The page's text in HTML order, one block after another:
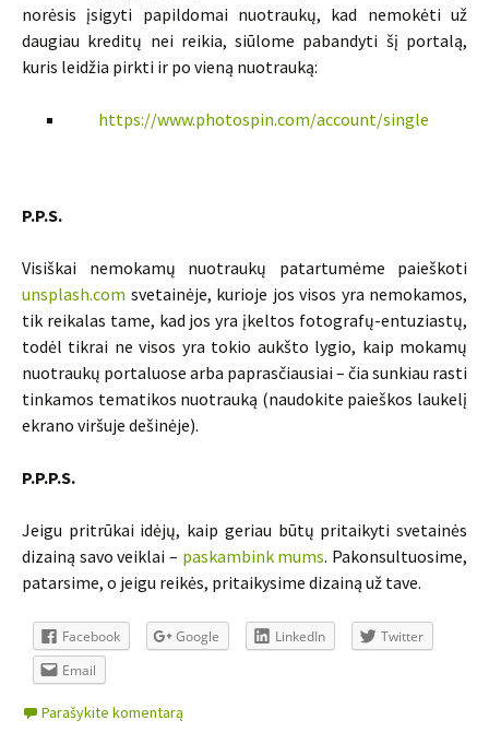
norėsis įsigyti papildomai nuotraukų, kad nemokėti už
daugiau kreditų nei reikia, siūlome pabandyti šį portalą,
kuris leidžia pirkti ir po vieną nuotrauką:
https://www.photospin.com/account/single
P.P.S.
Visiškai nemokamų nuotraukų patartumėme paieškoti
unsplash.com svetainėje, kurioje jos visos yra nemokamos,
tik reikalas tame, kad jos yra įkeltos fotografų-entuziastų,
todėl tikrai ne visos yra tokio aukšto lygio, kaip mokamų
nuotraukų portaluose arba paprasčiausiai – čia sunkiau rasti
tinkamos tematikos nuotrauką (naudokite paieškos laukelį
ekrano viršuje dešinėje).
P.P.P.S.
Jeigu pritrūkai idėjų, kaip geriau būtų pritaikyti svetainės
dizainą savo veiklai – paskambink mums. Pakonsultuosime,
patarsime, o jeigu reikės, pritaikysime dizainą už tave.
Facebook Google LinkedIn
Twitter
Email
Parašykite komentarą